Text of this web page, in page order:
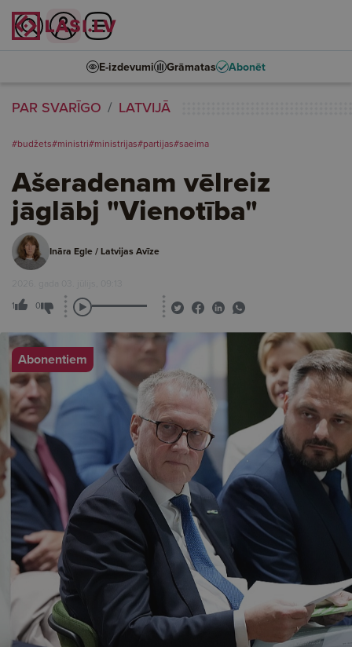
E-izdevumi Grāmatas Abonēt
PAR SVARĪGO LATVIJĀ
#budžets#ministri#ministrijas#partijas#saeima
Ašeradenam vēlreiz
jāglābj "Vienotība"
Ināra Egle / Latvijas Avīze
2026. gada 03. jūlijs, 09:13
1 0
Abonentiem